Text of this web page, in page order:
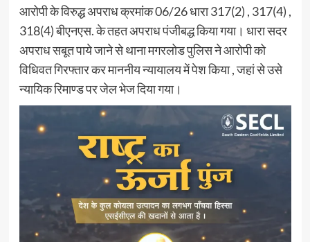
आरोपी के विरुद्ध अपराध क्रमांक 06/26 धारा 317(2) , 317(4) ,
318(4) बीएनएस. के तहत अपराध पंजीबद्ध किया गया। धारा सदर
अपराध सबूत पाये जाने से थाना मगरलोड पुलिस ने आरोपी को
विधिवत गिरफ्तार कर माननीय न्यायालय में पेश किया , जहां से उसे
न्यायिक रिमाण्ड पर जेल भेज दिया गया।